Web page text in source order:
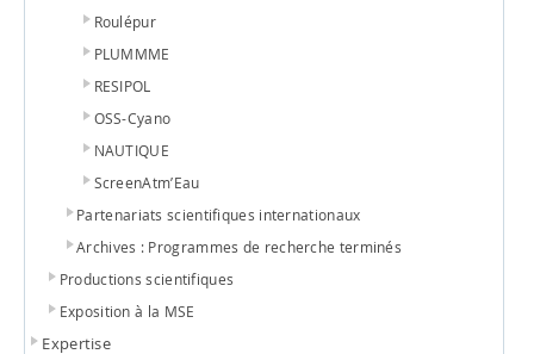
Roulépur
PLUMMME
RESIPOL
OSS-Cyano
NAUTIQUE
ScreenAtm’Eau
Partenariats scientifiques internationaux
Archives : Programmes de recherche terminés
Productions scientifiques
Exposition à la MSE
Expertise